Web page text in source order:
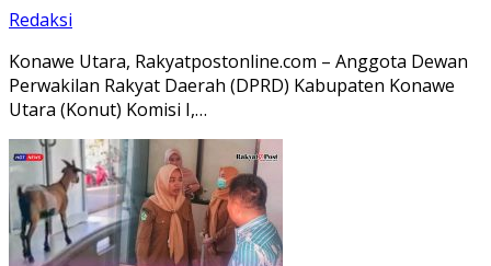
Redaksi
Konawe Utara, Rakyatpostonline.com – Anggota Dewan
Perwakilan Rakyat Daerah (DPRD) Kabupaten Konawe
Utara (Konut) Komisi I,…